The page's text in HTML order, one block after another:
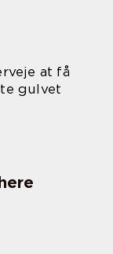
at få
gulvet